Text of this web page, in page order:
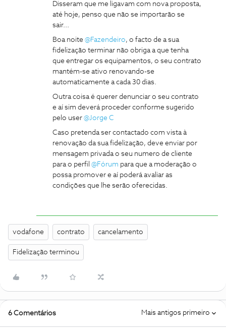
Disseram que me ligavam com nova proposta,
até hoje, penso que não se importarão se
sair...
Boa noite @Fazendeiro, o facto de a sua
fidelização terminar não obriga a que tenha
que entregar os equipamentos, o seu contrato
mantém-se ativo renovando-se
automaticamente a cada 30 dias.
Outra coisa é querer denunciar o seu contrato
e aí sim deverá proceder conforme sugerido
pelo user @Jorge C
Caso pretenda ser contactado com vista à
renovação da sua fidelização, deve enviar por
mensagem privada o seu numero de cliente
para o perfil @Fórum para que a moderação o
possa promover e aí poderá avaliar as
condições que lhe serão oferecidas.
vodafone contrato cancelamento
Fidelização terminou
6 Comentários Mais antigos primeiro